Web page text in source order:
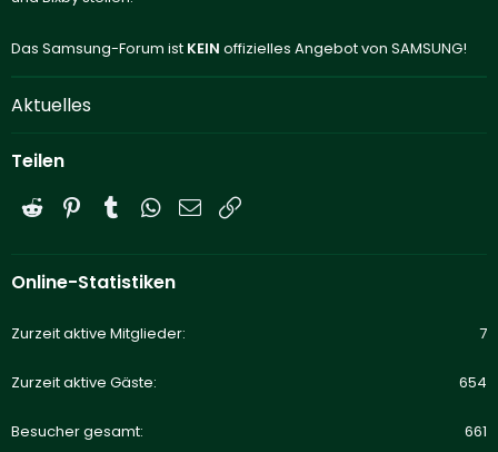
Das Samsung-Forum ist KEIN offizielles Angebot von SAMSUNG!
Aktuelles
Teilen
Reddit PinterestTumblrWhatsApp
E-Mail
Online-Statistiken
Zurzeit aktive Mitglieder 7
Zurzeit aktive Gäste 654
Besucher gesamt 661